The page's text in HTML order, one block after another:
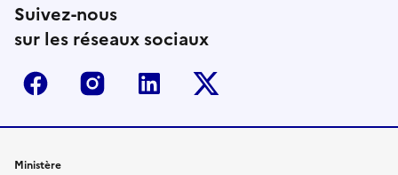
Suivez-nous
sur les réseaux sociaux
Facebook InstagramLinkedin
Ministère